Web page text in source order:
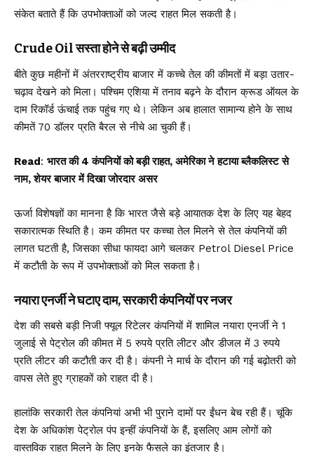
संकेत बताते हैं कि उपभोक्ताओं को जल्द राहत मिल सकती है।
Crude Oil सस्ता होने से बढ़ी उम्मीद
बीते कुछ महीनों में अंतरराष्ट्रीय बाजार में कच्चे तेल की कीमतों में बड़ा उतार-
चढ़ाव देखने को मिला। पश्चिम एशिया में तनाव बढ़ने के दौरान क्रूड ऑयल के
दाम रिकॉर्ड ऊंचाई तक पहुंच गए थे। लेकिन अब हालात सामान्य होने के साथ
कीमतें 70 डॉलर प्रति बैरल से नीचे आ चुकी हैं।
Read: भारत की 4 कंपनियों को बड़ी राहत, अमेरिका ने हटाया ब्लैकलिस्ट से
नाम, शेयर बाजार में दिखा जोरदार असर
ऊर्जा विशेषज्ञों का मानना है कि भारत जैसे बड़े आयातक देश के लिए यह बेहद
सकारात्मक स्थिति है। कम कीमत पर कच्चा तेल मिलने से तेल कंपनियों की
लागत घटती है, जिसका सीधा फायदा आगे चलकर Petrol Diesel Price
में कटौती के रूप में उपभोक्ताओं को मिल सकता है।
नयारा एनर्जी ने घटाए दाम, सरकारी कंपनियों पर नजर
देश की सबसे बड़ी निजी फ्यूल रिटेलर कंपनियों में शामिल नयारा एनर्जी ने 1
जुलाई से पेट्रोल की कीमत में 5 रुपये प्रति लीटर और डीजल में 3 रुपये
प्रति लीटर की कटौती कर दी है। कंपनी ने मार्च के दौरान की गई बढ़ोतरी को
वापस लेते हुए ग्राहकों को राहत दी है।
हालांकि सरकारी तेल कंपनियां अभी भी पुराने दामों पर ईंधन बेच रही हैं। चूंकि
देश के अधिकांश पेट्रोल पंप इन्हीं कंपनियों के हैं, इसलिए आम लोगों को
वास्तविक राहत मिलने के लिए इनके फैसले का इंतजार है।